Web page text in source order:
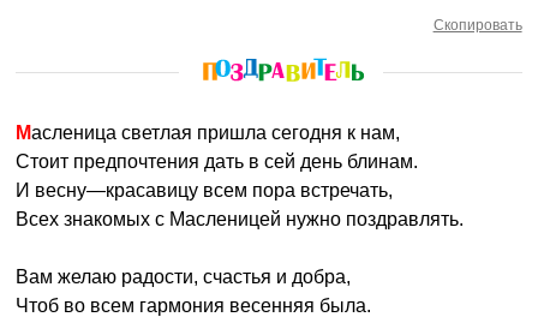
Скопировать
Масленица светлая пришла сегодня к нам,
Стоит предпочтения дать в сей день блинам.
И весну—красавицу всем пора встречать,
Всех знакомых с Масленицей нужно поздравлять.
Вам желаю радости, счастья и добра,
Чтоб во всем гармония весенняя была.